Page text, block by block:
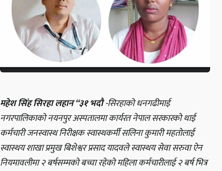
महेश सिंह सिरहा लहान “३१ भदौ-सिरहाको धनगढीमाई
नगरपालिकाको नयनपुर अस्पतालमा कार्यरत नेपाल सरकारको थाई
कर्मचारी जनस्वास्थ निरीक्षक स्वास्थकर्मी सलिना कुमारी महतोलाई
स्वास्थय शाखा प्रमुख बिशेश्वर प्रसाद यादवले स्वास्थय सेवा सरुवा ऐन
नियमावलीमा २ बर्षसम्मको बच्चा रहेको महिला कर्मचारीलाई २ बर्ष भित्र